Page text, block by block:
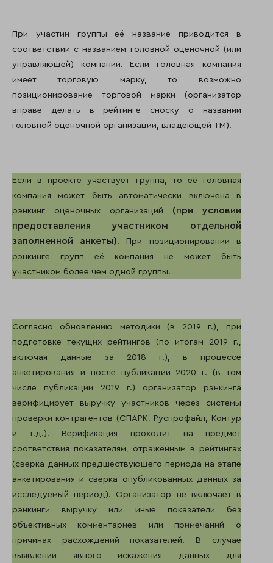
При участии группы её название приводится в
соответствии с названием головной оценочной (или
управляющей) компании. Если головная компания
имеет торговую марку, то возможно
позиционирование торговой марки (организатор
вправе делать в рейтинге сноску о названии
головной оценочной организации, владеющей ТМ).
Если в проекте участвует группа, то её головная
компания может быть автоматически включена в
рэнкинг оценочных организаций (при условии
предоставления участником отдельной
заполненной анкеты). При позиционировании в
рэнкинге групп её компания не может быть
участником более чем одной группы.
Согласно обновлению методики (в 2019 г.), при
подготовке текущих рейтингов (по итогам 2019 г.,
включая данные за 2018 г.), в процессе
анкетирования и после публикации 2020 г. (в том
числе публикации 2019 г.) организатор рэнкинга
верифицирует выручку участников через системы
проверки контрагентов (СПАРК, Руспрофайл, Контур
и т.д.). Верификация проходит на предмет
соответствия показателям, отражённым в рейтингах
(сверка данных предшествующего периода на этапе
анкетирования и сверка опубликованных данных за
исследуемый период). Организатор не включает в
рэнкинги выручку или иные показатели без
объективных комментариев или примечаний о
причинах расхождений показателей. В случае
выявлении явного искажения данных для